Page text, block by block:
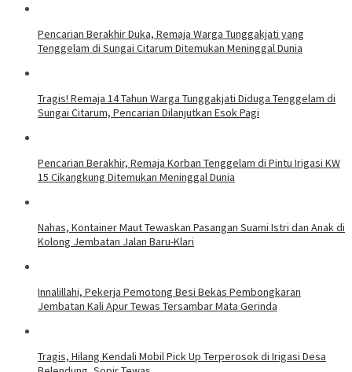
Pencarian Berakhir Duka, Remaja Warga Tunggakjati yang
Tenggelam di Sungai Citarum Ditemukan Meninggal Dunia
Tragis! Remaja 14 Tahun Warga Tunggakjati Diduga Tenggelam di
Sungai Citarum, Pencarian Dilanjutkan Esok Pagi
Pencarian Berakhir, Remaja Korban Tenggelam di Pintu Irigasi KW
15 Cikangkung Ditemukan Meninggal Dunia
Nahas, Kontainer Maut Tewaskan Pasangan Suami Istri dan Anak di
Kolong Jembatan Jalan Baru-Klari
Innalillahi, Pekerja Pemotong Besi Bekas Pembongkaran
Jembatan Kali Apur Tewas Tersambar Mata Gerinda
Tragis, Hilang Kendali Mobil Pick Up Terperosok di Irigasi Desa